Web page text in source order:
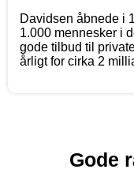
Davidsen åbnede i
1.000 mennesker i
gode tilbud til
årligt for cirka 2
Gode